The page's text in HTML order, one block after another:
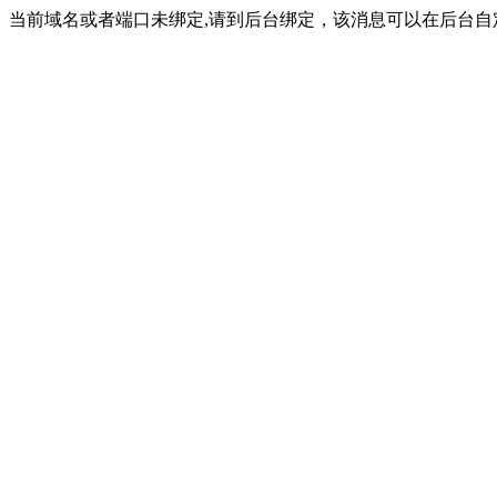
当前域名或者端口未绑定,请到后台绑定，该消息可以在后台自